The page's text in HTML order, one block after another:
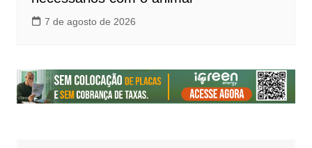
7 de agosto de 2026